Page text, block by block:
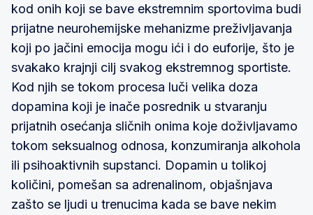
kod onih koji se bave ekstremnim sportovima budi
prijatne neurohemijske mehanizme preživljavanja
koji po jačini emocija mogu ići i do euforije, što je
svakako krajnji cilj svakog ekstremnog sportiste.
Kod njih se tokom procesa luči velika doza
dopamina koji je inače posrednik u stvaranju
prijatnih osećanja sličnih onima koje doživljavamo
tokom seksualnog odnosa, konzumiranja alkohola
ili psihoaktivnih supstanci. Dopamin u tolikoj
količini, pomešan sa adrenalinom, objašnjava
zašto se ljudi u trenucima kada se bave nekim